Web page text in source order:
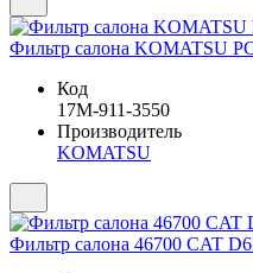
Фильтр салона KOMATSU
Код
17M-911-3550
Производитель
KOMATSU
Фильтр салона 46700 CAT